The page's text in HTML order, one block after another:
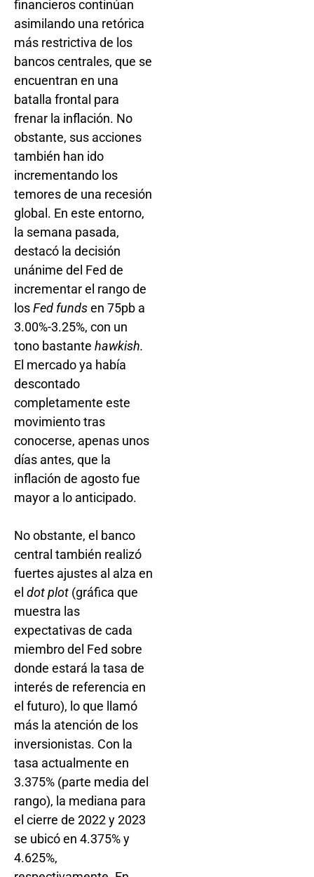
financieros continúan
asimilando una retórica
más restrictiva de los
bancos centrales, que se
encuentran en una
batalla frontal para
frenar la inflación. No
obstante, sus acciones
también han ido
incrementando los
temores de una recesión
global. En este entorno,
la semana pasada,
destacó la decisión
unánime del Fed de
incrementar el rango de
losFed fundsen 75pb a
3.00%-3.25%, con un
tono bastante hawkish.
El mercado ya había
descontado
completamente este
movimiento tras
conocerse, apenas unos
días antes, que la
inflación de agosto fue
mayor a lo anticipado.
No obstante, el banco
central también realizó
fuertes ajustes al alza en
el dot plot (gráfica que
muestra las
expectativas de cada
miembro del Fed sobre
donde estará la tasa de
interés de referencia en
el futuro), lo que llamó
más la atención de los
inversionistas. Con la
tasa actualmente en
3.375% (parte media del
rango), la mediana para
el cierre de 2022 y 2023
se ubicó en 4.375% y
4.625%,